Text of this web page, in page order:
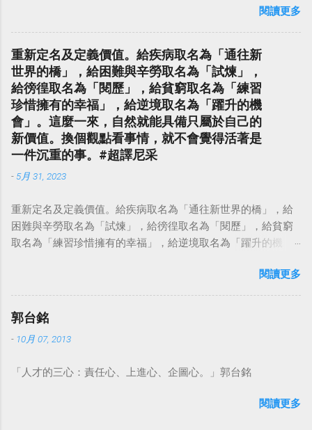
閱讀更多
重新定名及定義價值。給疾病取名為「通往新
世界的橋」，給困難與辛勞取名為「試煉」，
給徬徨取名為「閱歷」，給貧窮取名為「練習
珍惜擁有的幸福」，給逆境取名為「躍升的機
會」。這麼一來，自然就能具備只屬於自己的
新價值。換個觀點看事情，就不會覺得活著是
一件沉重的事。#超譯尼采
- 5月 31, 2023
重新定名及定義價值。給疾病取名為「通往新世界的橋」，給
困難與辛勞取名為「試煉」，給徬徨取名為「閱歷」，給貧窮
取名為「練習珍惜擁有的幸福」，給逆境取名為「躍升的機
點看事情，就不會覺得活著是一件沉重的事。#超譯尼采 — 中
華名言 - Chinese Quotes (@chinese_quotes) May 23, 2023
閱讀更多
郭台銘
- 10月 07, 2013
「人才的三心：責任心、上進心、企圖心。」郭台銘
閱讀更多